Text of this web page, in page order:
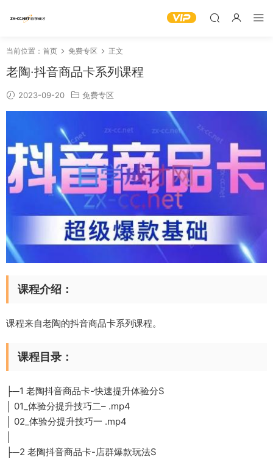
当前位置： 首页 免费专区 正文
老陶·抖音商品卡系列课程
2023-09-20 免费专区
课程介绍：
课程来自老陶的抖音商品卡系列课程。
课程目录：
├─1 老陶抖音商品卡-快速提升体验分S
│ 01_体验分提升技巧二– .mp4
│ 02_体验分提升技巧一 .mp4
├─2 老陶抖音商品卡-店群爆款玩法S